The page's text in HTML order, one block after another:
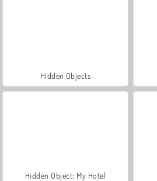
Hidden Objects
Hidden Object: My Hotel